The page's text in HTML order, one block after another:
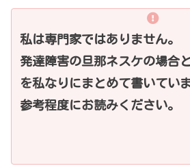
私は専門家ではありません。
発達障害の旦那ネスケの場合
を私なりにまとめて書いていま
参考程度にお読みください。